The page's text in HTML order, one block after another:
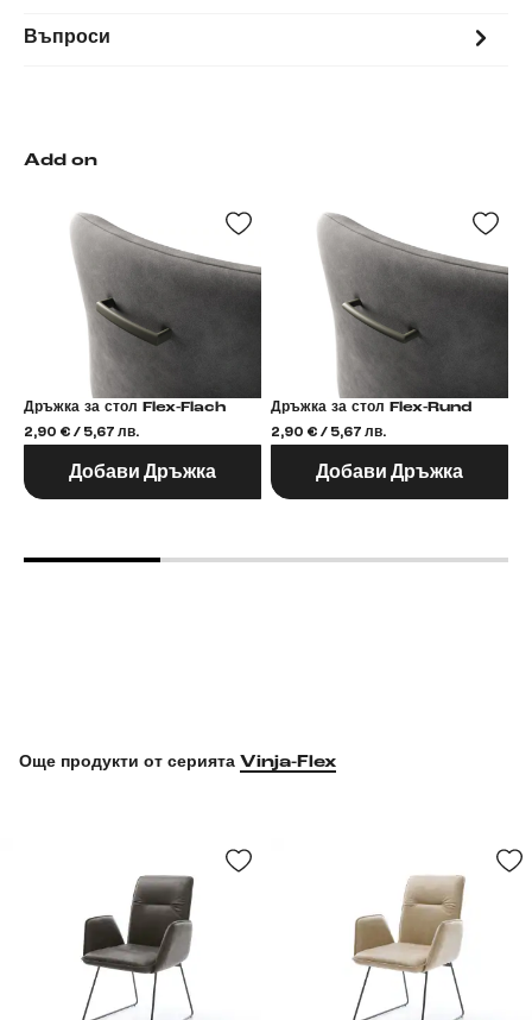
Въпроси
Add on
Дръжка за стол Flex-Flach
2,90 € / 5,67 лв.
Добави Дръжка
Дръжка за стол Flex-Rund
2,90 € / 5,67 лв.
Добави Дръжка
Още продукти от серията Vinja-Flex